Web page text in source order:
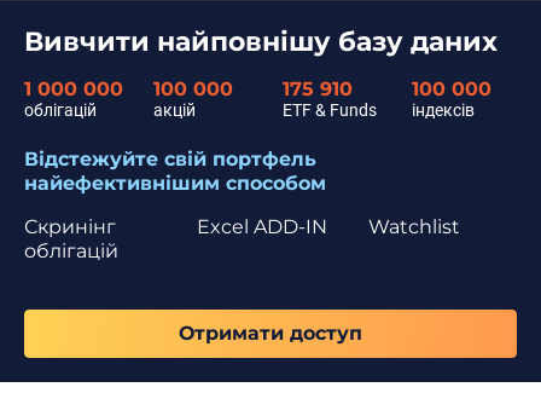
Вивчити найповнішу базу даних
1 000 000
облігацій
100 000
акцій
175 910
ETF & Funds
100 000
індексів
Відстежуйте свій портфель
найефективнішим способом
Скринінг
облігацій
Watchlist
Excel ADD-IN
Отримати доступ